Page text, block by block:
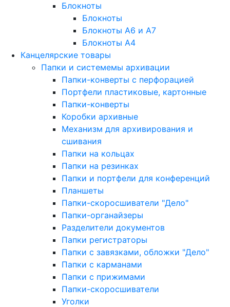
Блокноты
Блокноты
Блокноты A6 и A7
Блокноты A4
Канцелярские товары
Папки и системемы архивации
Папки-конверты с перфорацией
Портфели пластиковые, картонные
Папки-конверты
Коробки архивные
Механизм для архивирования и
сшивания
Папки на кольцах
Папки на резинках
Папки и портфели для конференций
Планшеты
Папки-скоросшиватели "Дело"
Папки-органайзеры
Разделители документов
Папки регистраторы
Папки с завязками, обложки "Дело"
Папки с карманами
Папки с прижимами
Папки-скоросшиватели
Уголки